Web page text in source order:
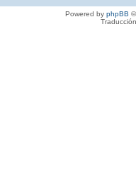
Powered by phpBB